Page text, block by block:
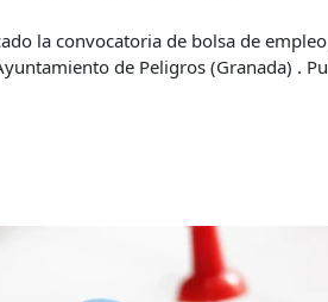
la convocatoria de bolsa de
de Peligros (Granada) .